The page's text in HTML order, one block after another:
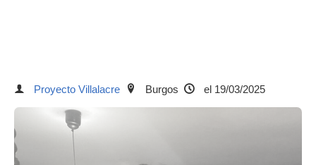
Proyecto Villalacre Burgos el 19/03/2025